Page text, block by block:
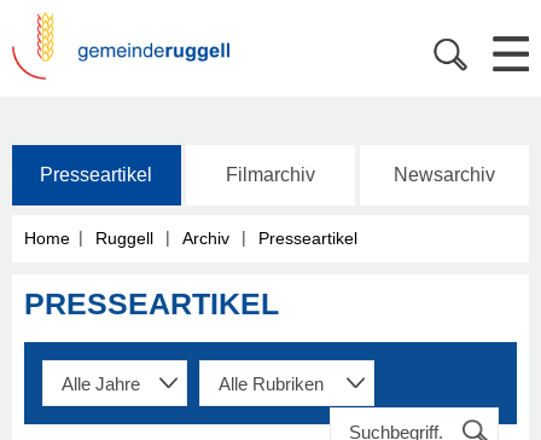
Presseartikel Filmarchiv Newsarchiv
Home | Ruggell | Archiv | Presseartikel
PRESSEARTIKEL